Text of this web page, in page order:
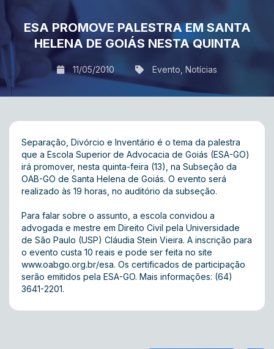
ESA PROMOVE PALESTRA EM SANTA
HELENA DE GOIÁS NESTA QUINTA
11/05/2010 Evento Notícias
Separação, Divórcio e Inventário é o tema da palestra
que a Escola Superior de Advocacia de Goiás (ESA-GO)
irá promover, nesta quinta-feira (13), na Subseção da
OAB-GO de Santa Helena de Goiás. O evento será
realizado às 19 horas, no auditório da subseção.
Para falar sobre o assunto, a escola convidou a
advogada e mestre em Direito Civil pela Universidade
de São Paulo (USP) Cláudia Stein Vieira. A inscrição para
o evento custa 10 reais e pode ser feita no site
www.oabgo.org.br/esa. Os certificados de participação
serão emitidos pela ESA-GO. Mais informações: (64)
3641-2201.